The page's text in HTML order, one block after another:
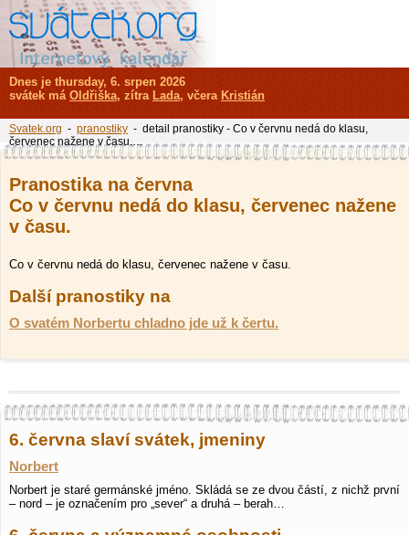
Pranostika na června
Co v červnu nedá do klasu, červenec nažene
v času.
Co v červnu nedá do klasu, červenec nažene v času.
Další pranostiky na
O svatém Norbertu chladno jde už k čertu.
6. června slaví svátek, jmeniny
Norbert
Norbert je staré germánské jméno. Skládá se ze dvou částí, z nichž první
– nord – je označením pro „sever“ a druhá – berah…
Dnes je thursday, 6. srpen 2026
svátek má Oldřiška, zítra Lada, včera Kristián
Svatek.org - pranostiky - detail pranostiky - Co v červnu nedá do klasu,
červenec nažene v času.…